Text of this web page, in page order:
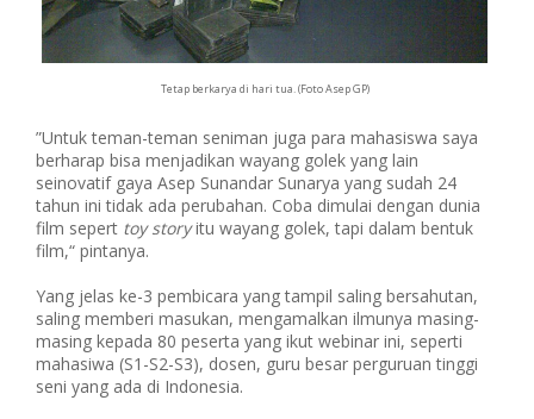
Tetap berkarya di hari tua. (Foto Asep GP)
”Untuk teman-teman seniman juga para mahasiswa saya
berharap bisa menjadikan wayang golek yang lain
seinovatif gaya Asep Sunandar Sunarya yang sudah 24
tahun ini tidak ada perubahan. Coba dimulai dengan dunia
film sepert toy storyitu wayang golek, tapi dalam bentuk
film,“ pintanya.
Yang jelas ke-3 pembicara yang tampil saling bersahutan,
saling memberi masukan, mengamalkan ilmunya masing-
masing kepada 80 peserta yang ikut webinar ini, seperti
mahasiwa (S1-S2-S3), dosen, guru besar perguruan tinggi
seni yang ada di Indonesia.